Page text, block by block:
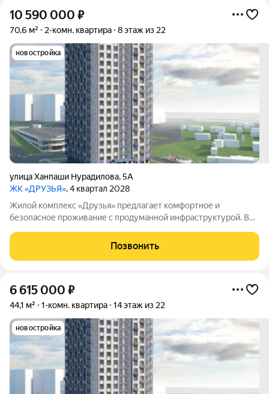
10 590 000 ₽
70,6 м² 2-комн. квартира 8 этаж из 22
новостройка
улица Ханпаши Нурадилова,5А
ЖК «ДРУЗЬЯ», 4 квартал 2028
Жилой комплекс «Друзья» предлагает комфортное и
безопасное проживание с продуманной инфраструктурой. Во
есть детские и спортивные площадки, а также велосипедные
дорожки. В самом комплексе
Позвонить
6 615 000 ₽
44,1 м² 1-комн. квартира 14 этаж из 22
новостройка